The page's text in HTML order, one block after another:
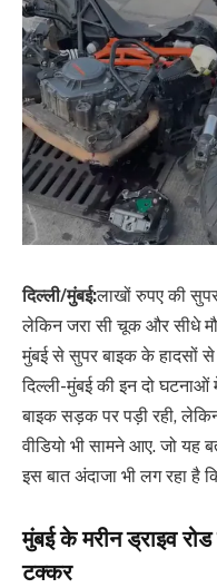
दिल्ली/मुंबई:लाखों रुपए की
लेकिन जरा सी चूक और सीधे
मुंबई से सुपर बाइक के हादसों
दिल्ली-मुंबई की इन दो घटनाओं
बाइक सड़क पर पड़ी रही,
वीडियो भी सामने आए. जो यह
इस बात अंदाजा भी लग रहा है
मुंबई के मरीन ड्राइव
टक्कर